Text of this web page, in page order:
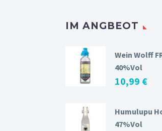
IM ANGBEOT
Wein Wolff
40%Vol
10,99 €
Humulupu
47%Vol